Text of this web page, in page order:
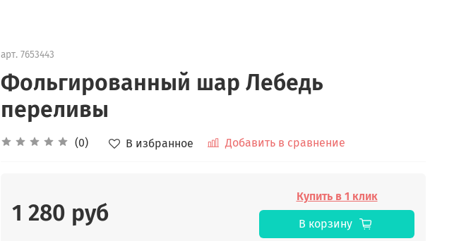
арт. 7653443
Фольгированный шар Лебедь
переливы
(0) В избранное Добавить в сравнение
1 280 руб
Купить в 1 клик
В корзину